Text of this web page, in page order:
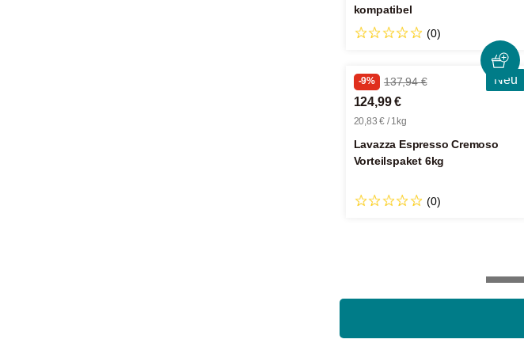
kompatibel
(0)
Neu
-9% 137,94 €
124,99 €
20,83 € / 1kg
Lavazza Espresso Cremoso
Vorteilspaket 6kg
(0)